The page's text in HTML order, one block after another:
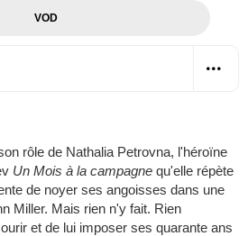
VOD
rôle de Nathalia Petrovna, l'héroïne
Un Mois à la campagne qu'elle répète
de noyer ses angoisses dans une
Miller. Mais rien n'y fait. Rien
et de lui imposer ses quarante ans